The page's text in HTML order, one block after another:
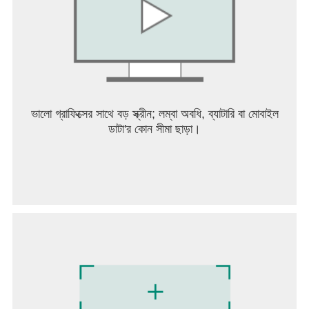
সরাসরি সম্প্রচার (মক্কা-মদিনা) ✓
ফটো গ্যালারি (মক্কা-মদিনা-কুদস) ✓
নোটপ্যাড (অ্যাপে মনে রাখার জায়গাগুলি সংরক্ষণ করুন) ✓৷
আপনার প্রিয়জনকে আমাদের অ্যাপটি সুপারিশ করার জন্য আপনাকে
ভালো গ্রাফিক্সের সাথে বড় স্ক্রীন; লম্বা অবধি, ব্যাটারি বা মোবাইল
ডাটা'র কোন সীমা ছাড়া।